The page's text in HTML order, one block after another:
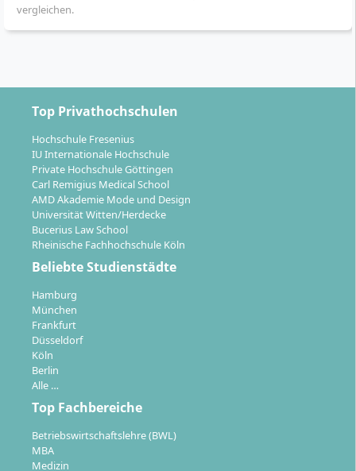
bestens auf einen direkten Einstieg ins Berufsleben
vorbereitet.
Welche Berufsperspektiven eröffnet dir der
Abschluss?
Absolventinnen und Absolventen des dualen
Studiengangs Betriebswirtschaft · Tourism & Event
Management an der ISM verfügen über einen
AACSB- und FIBAA-Akkreditierung. Dieser Abschluss
bietet vielfältige
und Eventbranche
Wirtschaftszweigen.
Tourismusmarketing und
Destinationsmanagement
Eventmanagement und Messeorganisation
Marketing- und Kommunikationsabteilungen von
Reiseveranstaltern, Airlines oder Verbänden
vergleichen.
Top Privathochschulen
Hochschule Fresenius
IU Internationale Hochschule
Private Hochschule Göttingen
Carl Remigius Medical School
AMD Akademie Mode und Design
Universität Witten/Herdecke
Bucerius Law School
Rheinische Fachhochschule Köln
Beliebte Studienstädte
Hamburg
München
Frankfurt
Düsseldorf
Köln
Berlin
Alle …
Top Fachbereiche
Betriebswirtschaftslehre (BWL)
MBA
Medizin